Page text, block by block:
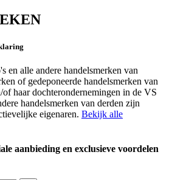
en alle andere handelsmerken van
of gedeponeerde handelsmerken van
haar dochterondernemingen in de VS
handelsmerken van derden zijn
eigenaren. Bekijk alle
aanbieding en exclusieve voordelen